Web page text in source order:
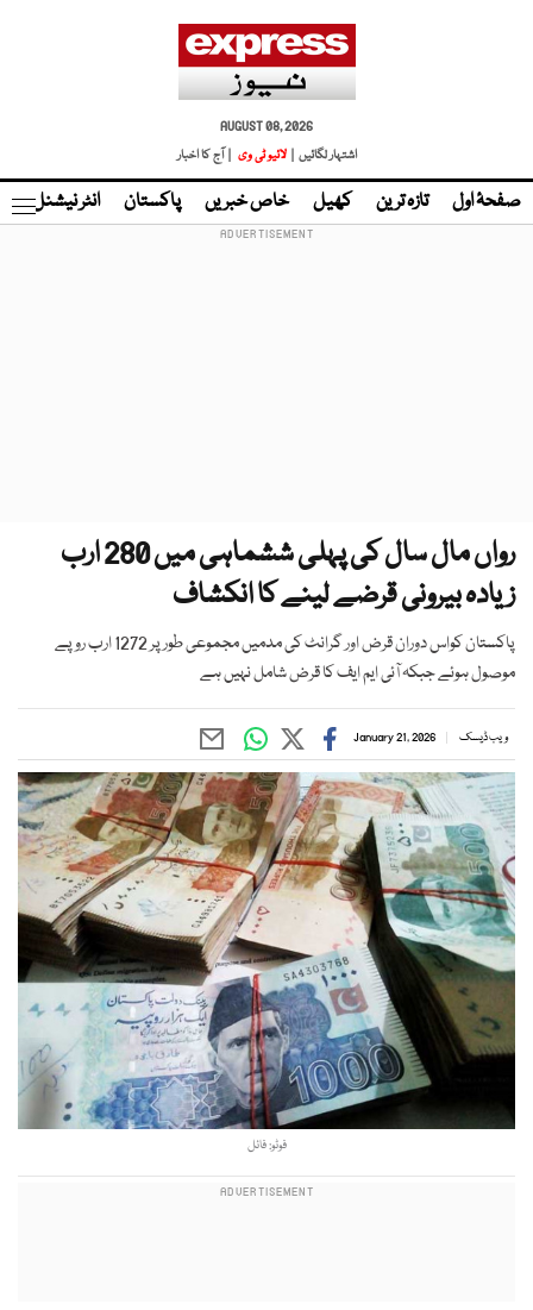
AUGUST 08, 2026
اشتہار لگائیں |
لائیو ٹی وی | آج کا اخبار
صفحۂ اول تازہ ترین کھیل خاص خبریں پاکستان انٹر نیشنل
رواں مال سال کی پہلی ششماہی میں 280 ارب
زیادہ بیرونی قرضے لینے کا انکشاف
پاکستان کواس دوران قرض اور گرانٹ کی مدمیں مجموعی طور پر 1272 ارب روپے
موصول ہوئے جبکہ آئی ایم ایف کا قرض شامل نہیں ہے
ویب ڈیسک January 21, 2026
فوٹو: فائل